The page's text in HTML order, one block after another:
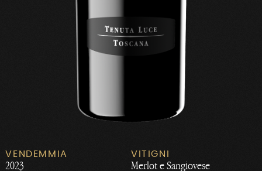
VENDEMMIA
2023
VITIGNI
Merlot e Sangiovese